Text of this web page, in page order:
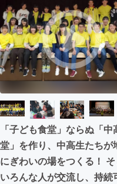
テクノロジー・
映像・映画
ビジネス・起業
まちづくり・地
CAMPFIRE for
CAMPFIREふるさ
「子ども食堂」ならぬ「中
堂」を作り、中高生たちが
にぎわいの場をつくる！ そ
いろんな人が交流し、持続